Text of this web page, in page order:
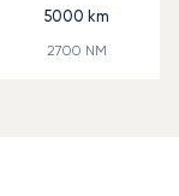
5000 km
2700 NM